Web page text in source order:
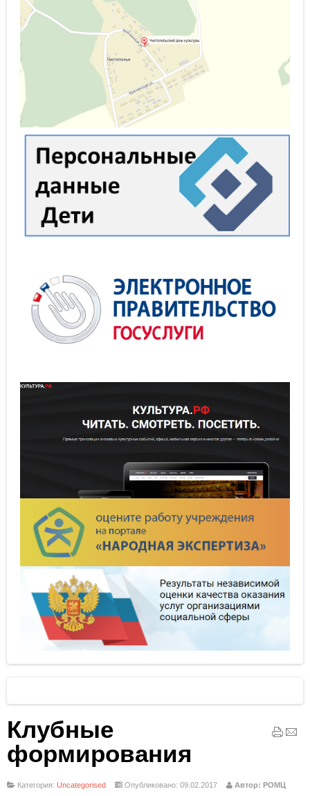
Клубные
формирования
Категория: Uncategorised Опубликовано: 09.02.2017 Автор: РОМЦ